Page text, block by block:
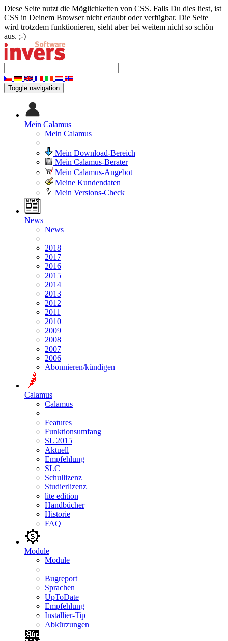
Diese Seite nutzt die Möglichkeiten von CSS. Falls Du dies liest, ist
CSS in Deinem Browser nicht erlaubt oder verfügbar. Die Seite
wird trotzdem funktionieren, sieht aber bei weitem nicht so schön
aus. ;-)
Toggle navigation
Mein Calamus
Mein Calamus
Mein Download-Bereich
Mein Calamus-Berater
Mein Calamus-Angebot
Meine Kundendaten
Mein Versions-Check
News
News
2018
2017
2016
2015
2014
2013
2012
2011
2010
2009
2008
2007
2006
Abonnieren/kündigen
Calamus
Calamus
Features
Funktionsumfang
SL 2015
Aktuell
Empfehlung
SLC
Schullizenz
Studierlizenz
lite edition
Handbücher
Historie
FAQ
Module
Module
Bugreport
Sprachen
UpToDate
Empfehlung
Installier-Tip
Abkürzungen